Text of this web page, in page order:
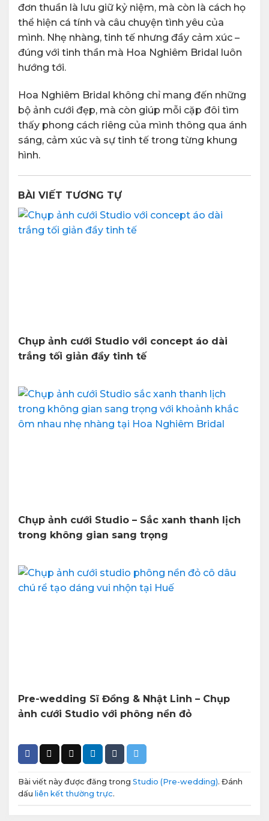
đơn thuần là lưu giữ kỷ niệm, mà còn là cách họ
thể hiện cá tính và câu chuyện tình yêu của
mình. Nhẹ nhàng, tinh tế nhưng đầy cảm xúc –
đúng với tinh thần mà Hoa Nghiêm Bridal luôn
hướng tới.
Hoa Nghiêm Bridal không chỉ mang đến những
bộ ảnh cưới đẹp, mà còn giúp mỗi cặp đôi tìm
thấy phong cách riêng của mình thông qua ánh
sáng, cảm xúc và sự tinh tế trong từng khung
hình.
BÀI VIẾT TƯƠNG TỰ
Chụp ảnh cưới Studio với concept áo dài
trắng tối giản đầy tinh tế
Chụp ảnh cưới Studio – Sắc xanh thanh lịch
trong không gian sang trọng
Pre-wedding Sĩ Đồng & Nhật Linh – Chụp
ảnh cưới Studio với phông nền đỏ
Bài viết này được đăng trong Studio (Pre-wedding). Đánh
dấu liên kết thường trực.